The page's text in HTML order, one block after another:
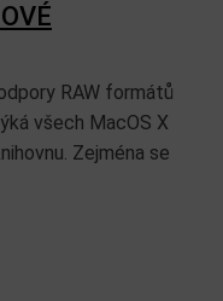
RAW formátů
všech MacOS X
Zejména se